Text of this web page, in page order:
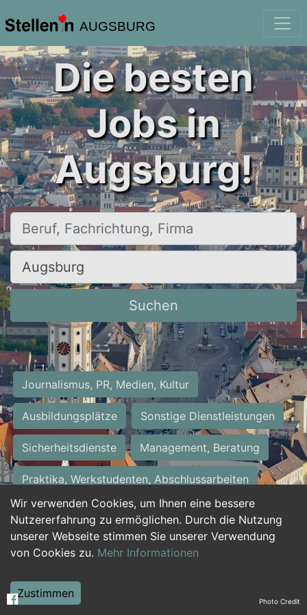
AUGSBURG
Wir verwenden Cookies, um Ihnen eine bessere
Nutzererfahrung zu ermöglichen. Durch die Nutzung
unserer Webseite stimmen Sie unserer Verwendung
von Cookies zu. Mehr Informationen
Zustimmen
Die besten
Jobs in
Augsburg!
Beruf, Fachrichtung, Firma
Ort, Stadt
Suchen
Journalismus, PR, Medien, Kultur
Ausbildungsplätze Sonstige Dienstleistungen
Sicherheitsdienste Management, Beratung
Praktika, Werkstudenten, Abschlussarbeiten
Personalwesen Assistenz, Sekretariat
Hilfskräfte, Aushilfs- und Nebenjobs
Weiterbildung, Studium, duale Ausbildung Photo Credit